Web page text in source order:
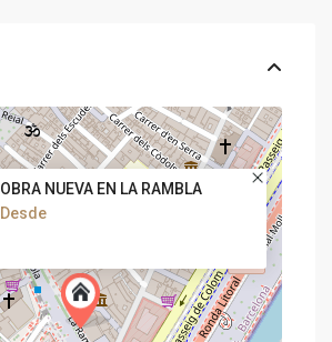
OBRA NUEVA EN LA RAMBLA
Desde